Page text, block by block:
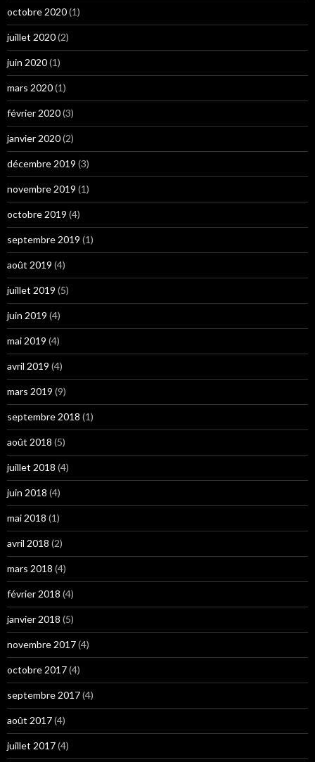
octobre 2020(1)
juillet 2020(2)
juin 2020(1)
mars 2020(1)
février 2020(3)
janvier 2020(2)
décembre 2019 (3)
novembre 2019 (1)
octobre 2019 (4)
septembre 2019 (1)
août 2019 (4)
juillet 2019 (5)
juin 2019 (4)
mai 2019 (4)
avril 2019 (4)
mars 2019 (9)
septembre 2018 (1)
août 2018 (5)
juillet 2018 (4)
juin 2018 (4)
mai 2018 (1)
avril 2018 (2)
mars 2018 (4)
février 2018 (4)
janvier 2018 (5)
novembre 2017(4)
octobre 2017(4)
septembre 2017(4)
août 2017(4)
juillet 2017(4)